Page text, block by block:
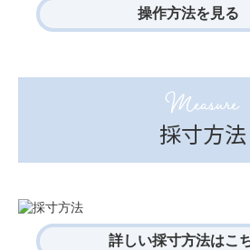
操作方法を見る
Measure
採寸方法
詳しい採寸方法はこ